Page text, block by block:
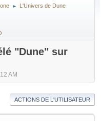
► L'Univers de Dune
"Dune" sur
AM
ACTIONS DE L'UTILISATEUR